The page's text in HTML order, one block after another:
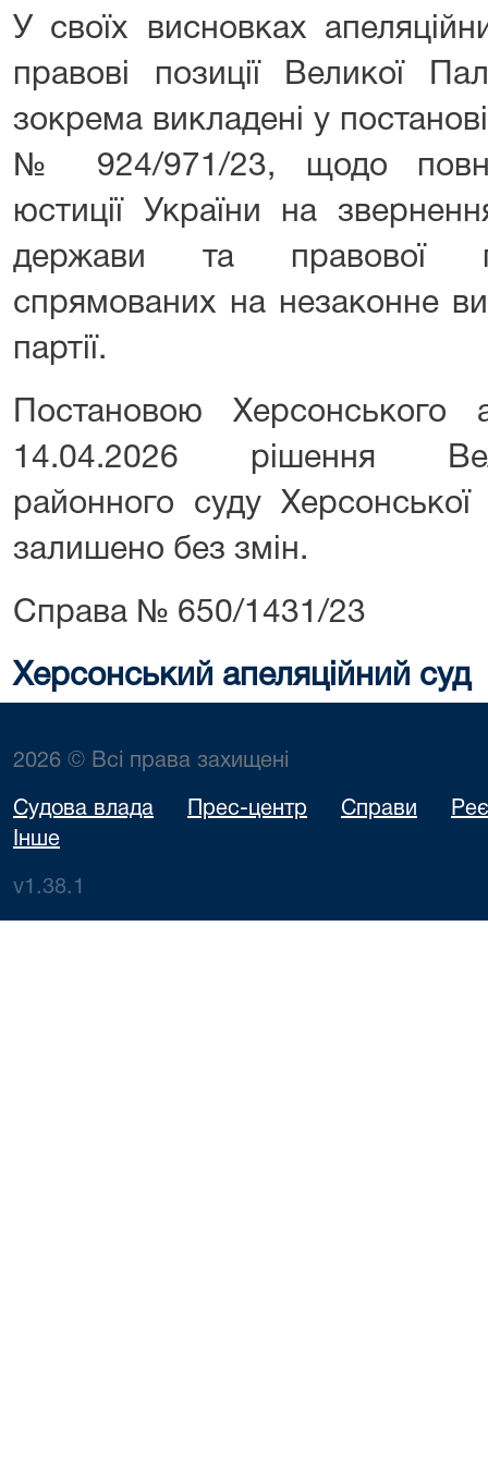
У своїх висновках
правові позиції Великої
зокрема викладені у
№ 924/971/23, щодо
юстиції України на
держави та правової
спрямованих на незаконне
партії.
Постановою Херсонського
14.04.2026 рішення
районного суду Херсонської
залишено без змін.
Справа № 650/1431/23
Херсонський апеляційний суд
2026 © Всі права захищені
Судова влада Прес-центр Справи
Інше
v1.38.1